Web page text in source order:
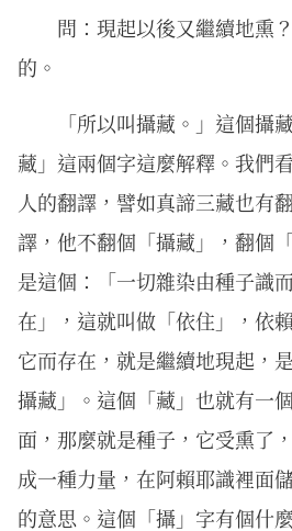
問：現起以後又繼續地熏
的。
「所以叫攝藏。」這個攝
藏」這兩個字這麼解釋。我們
人的翻譯，譬如真諦三藏也有
譯，他不翻個「攝藏」，翻個
是這個：「一切雜染由種子識
在」，這就叫做「依住」，依
它而存在，就是繼續地現起，
攝藏」。這個「藏」也就有一
面，那麼就是種子，它受熏了
成一種力量，在阿賴耶識裡面
的意思。這個「攝」字有個什